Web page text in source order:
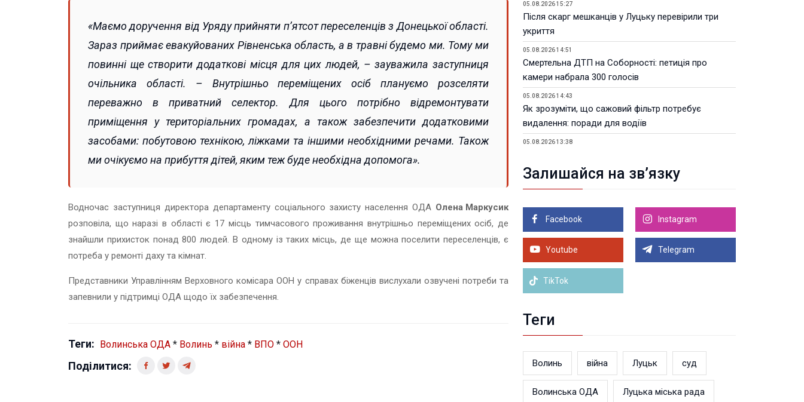
«Маємо доручення від Уряду прийняти п’ятсот переселенців з Донецької області.
Зараз приймає евакуйованих Рівненська область, а в травні будемо ми. Тому ми
повинні ще створити додаткові місця для цих людей, – зауважила заступниця
очільника області. – Внутрішньо переміщених осіб плануємо розселяти
переважно в приватний селектор. Для цього потрібно відремонтувати
приміщення у територіальних громадах, а також забезпечити додатковими
засобами: побутовою технікою, ліжками та іншими необхідними речами. Також
ми очікуємо на прибуття дітей, яким теж буде необхідна допомога».
Водночас заступниця директора департаменту соціального захисту населення ОДА Олена Маркусик
розповіла, що наразі в області є 17 місць тимчасового проживання внутрішньо переміщених осіб, де
знайшли прихисток понад 800 людей. В одному із таких місць, де ще можна поселити переселенців, є
потреба у ремонті даху та кімнат.
Представники Управлінням Верховного комісара ООН у справах біженців вислухали озвучені потреби та
запевнили у підтримці ОДА щодо їх забезпечення.
Теги: Волинська ОДА * Волинь * війна * ВПО * ООН
Поділитися:
05.08.2026 15:27
Після скарг мешканців у Луцьку перевірили три
укриття
05.08.2026 14:51
Смертельна ДТП на Соборності: петиція про
камери набрала 300 голосів
05.08.2026 14:43
Як зрозуміти, що сажовий фільтр потребує
видалення: поради для водіїв
05.08.2026 13:38
питань безбар’єрності
05.08.2026 12:22
відшкодували 4,5 млн податків
05.08.2026 11:41
Волинянин у суді довів незаконність поновлення
на військовому обліку
Залишайся на зв’язку
Facebook Instagram
Youtube Telegram
TikTok
Теги
Волинь війна Луцьк суд
Волинська ОДА Луцька міська рада